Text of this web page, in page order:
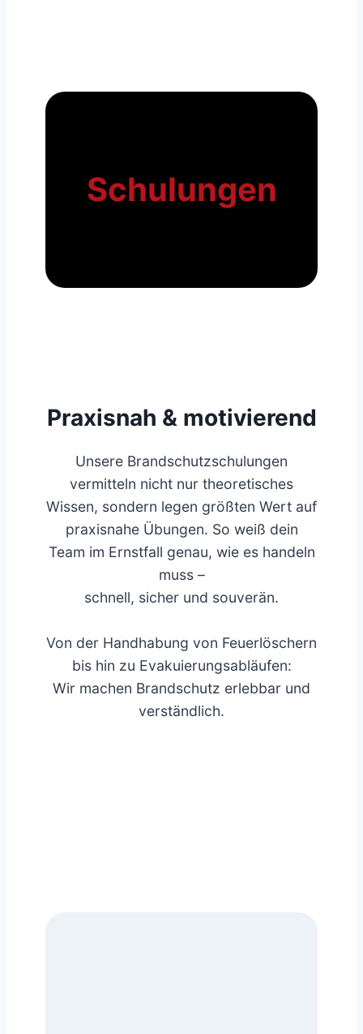
Schulungen
Praxisnah & motivierend
Unsere Brandschutzschulungen
vermitteln nicht nur theoretisches
Wissen, sondern legen größten Wert auf
praxisnahe Übungen. So weiß dein
Team im Ernstfall genau, wie es handeln
muss –
schnell, sicher und souverän.
Von der Handhabung von Feuerlöschern
bis hin zu Evakuierungsabläufen:
Wir machen Brandschutz erlebbar und
verständlich.